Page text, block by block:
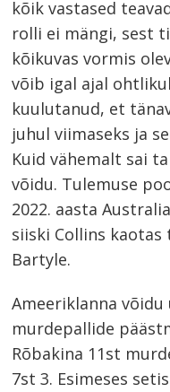
kõik vastased
rolli ei mängi, sest
kõikuvas vormis
võib igal ajal
kuulutanud, et
juhul viimaseks ja
Kuid vähemalt sai
võidu. Tulemuse
2022. aasta
siiski Collins
Bartyle.
Ameeriklanna
murdepallide
Rõbakina 11st
7st 3. Esimeses